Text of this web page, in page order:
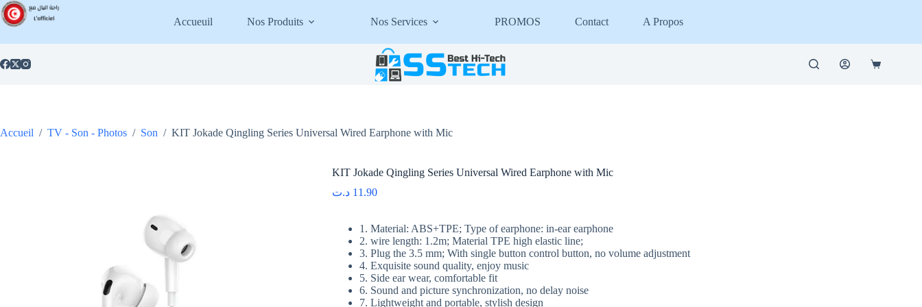
Passer
au
contenu
Accueuil Nos Produits Nos Services PROMOS Contact A Propos
Panier
Accueil / TV - Son - Photos / Son / KIT Jokade Qingling Series Universal Wired Earphone with Mic
KIT Jokade Qingling Series Universal Wired Earphone with Mic
11.90 د.ت
1. Material: ABS+TPE; Type of earphone: in-ear earphone
2. wire length: 1.2m; Material TPE high elastic line;
3. Plug the 3.5 mm; With single button control button, no volume adjustment
4. Exquisite sound quality, enjoy music
5. Side ear wear, comfortable fit
6. Sound and picture synchronization, no delay noise
7. Lightweight and portable, stylish design